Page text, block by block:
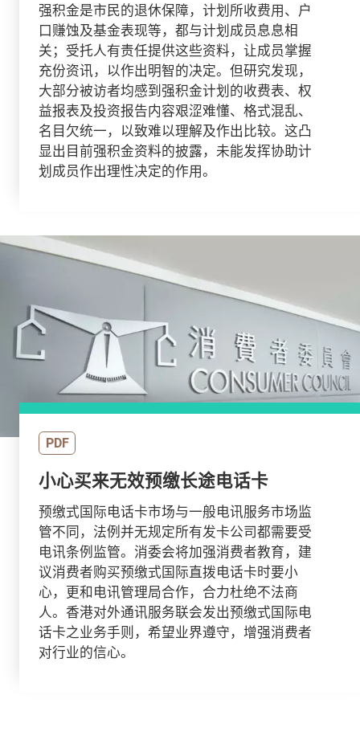
强积金是市民的退休保障，计划所收费用、户
口赚蚀及基金表现等，都与计划成员息息相
关；受托人有责任提供这些资料，让成员掌握
充份资讯，以作出明智的决定。但研究发现，
大部分被访者均感到强积金计划的收费表、权
益报表及投资报告内容艰涩难懂、格式混乱、
名目欠统一，以致难以理解及作出比较。这凸
显出目前强积金资料的披露，未能发挥协助计
划成员作出理性决定的作用。
PDF
小心买来无效预缴长途电话卡
预缴式国际电话卡市场与一般电讯服务市场监
管不同，法例并无规定所有发卡公司都需要受
电讯条例监管。消委会将加强消费者教育，建
议消费者购买预缴式国际直拨电话卡时要小
心，更和电讯管理局合作，合力杜绝不法商
人。香港对外通讯服务联会发出预缴式国际电
话卡之业务手则，希望业界遵守，增强消费者
对行业的信心。